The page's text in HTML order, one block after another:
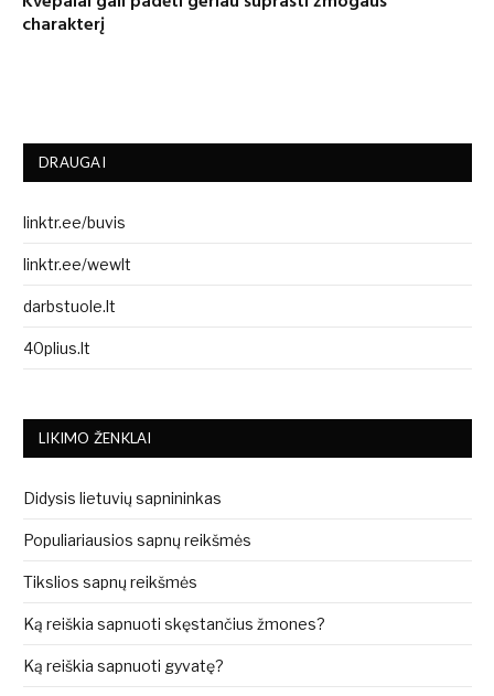
charakterį
DRAUGAI
linktr.ee/buvis
linktr.ee/wewlt
darbstuole.lt
40plius.lt
LIKIMO ŽENKLAI
Didysis lietuvių sapnininkas
Populiariausios sapnų reikšmės
Tikslios sapnų reikšmės
Ką reiškia sapnuoti skęstančius žmones?
Ką reiškia sapnuoti gyvatę?